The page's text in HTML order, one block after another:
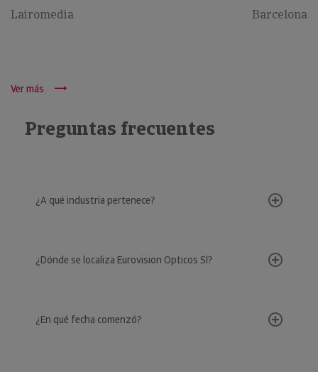
Lairomedia Barcelona
Ver más
Preguntas frecuentes
¿A qué industria pertenece?
¿Dónde se localiza Eurovision Opticos Sl?
¿En qué fecha comenzó?